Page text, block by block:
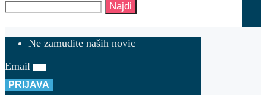
Najdi
Ne zamudite naših novic
Email
PRIJAVA